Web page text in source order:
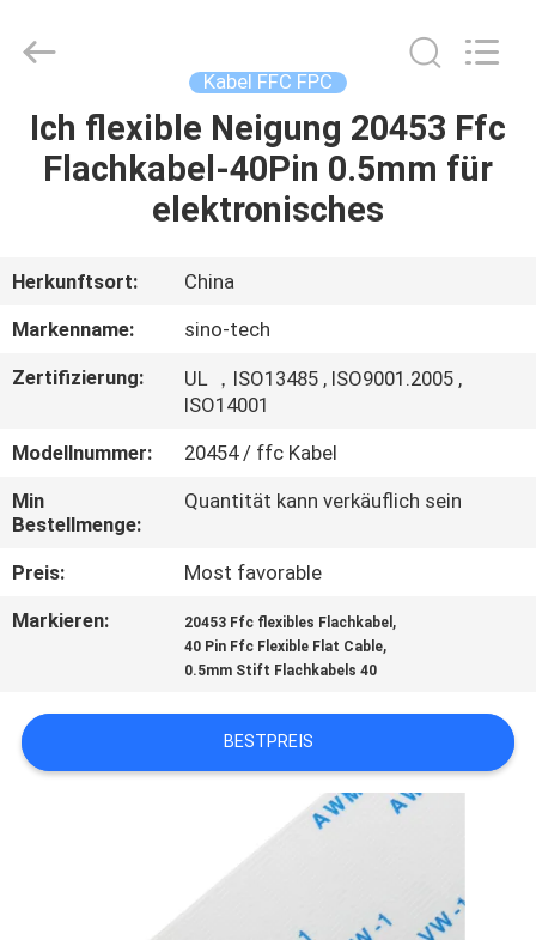
ZU
HAUSE
VIDEOS
ÜBER
UNS
WERKSBESICHTIGUNG
QUALITÄTSKONTROLLE
MIT
UNS
RECHTSSACHEN
Ltd..
Kabel FFC FPC
Ich flexible Neigung 20453 Ffc
Flachkabel-40Pin 0.5mm für
elektronisches
Herkunftsort:
China
Markenname:
sino-tech
Zertifizierung:
UL ，ISO13485 , ISO9001.2005 ,
ISO14001
Modellnummer:
20454 / ffc Kabel
Min
Bestellmenge:
Quantität kann verkäuflich sein
Preis:
Most favorable
Markieren:
20453 Ffc flexibles Flachkabel ,
40 Pin Ffc Flexible Flat Cable,
0.5mm Stift Flachkabels 40
BESTPREIS